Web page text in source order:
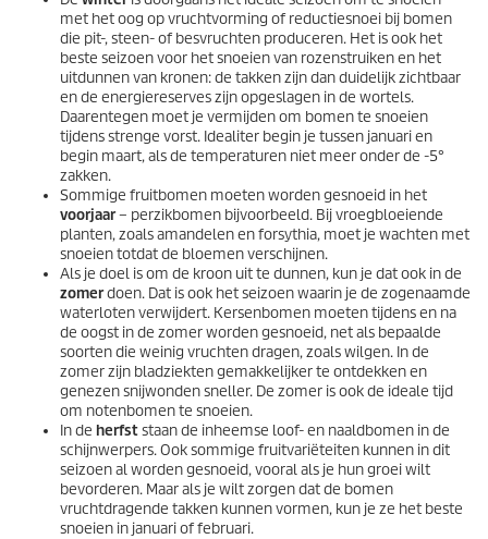
met het oog op vruchtvorming of reductiesnoei bij bomen
die pit-, steen- of besvruchten produceren. Het is ook het
beste seizoen voor het snoeien van rozenstruiken en het
uitdunnen van kronen: de takken zijn dan duidelijk zichtbaar
en de energiereserves zijn opgeslagen in de wortels.
Daarentegen moet je vermijden om bomen te snoeien
tijdens strenge vorst. Idealiter begin je tussen januari en
begin maart, als de temperaturen niet meer onder de -5°
zakken.
Sommige fruitbomen moeten worden gesnoeid in het
voorjaar– perzikbomen bijvoorbeeld. Bij vroegbloeiende
planten, zoals amandelen en forsythia, moet je wachten met
snoeien totdat de bloemen verschijnen.
Als je doel is om de kroon uit te dunnen, kun je dat ook in de
zomerdoen. Dat is ook het seizoen waarin je de zogenaamde
waterloten verwijdert. Kersenbomen moeten tijdens en na
de oogst in de zomer worden gesnoeid, net als bepaalde
soorten die weinig vruchten dragen, zoals wilgen. In de
zomer zijn bladziekten gemakkelijker te ontdekken en
genezen snijwonden sneller. De zomer is ook de ideale tijd
om notenbomen te snoeien.
In de herfststaan de inheemse loof- en naaldbomen in de
schijnwerpers. Ook sommige fruitvariëteiten kunnen in dit
seizoen al worden gesnoeid, vooral als je hun groei wilt
bevorderen. Maar als je wilt zorgen dat de bomen
vruchtdragende takken kunnen vormen, kun je ze het beste
snoeien in januari of februari.